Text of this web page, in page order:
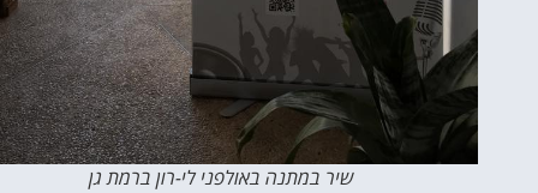
שיר במתנה באולפני לי-רון ברמת גן